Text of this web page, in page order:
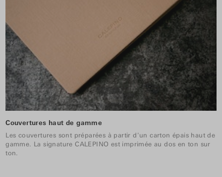
Couvertures haut de gamme
Les couvertures sont préparées à partir d'un carton épais haut de
gamme. La signature CALEPINO est imprimée au dos en ton sur
ton.